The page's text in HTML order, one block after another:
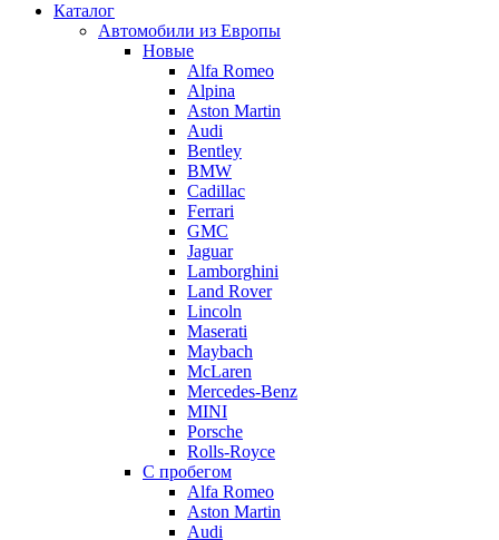
Каталог
Автомобили из Европы
Новые
Alfa Romeo
Alpina
Aston Martin
Audi
Bentley
BMW
Cadillac
Ferrari
GMC
Jaguar
Lamborghini
Land Rover
Lincoln
Maserati
Maybach
McLaren
Mercedes-Benz
MINI
Porsche
Rolls-Royce
С пробегом
Alfa Romeo
Aston Martin
Audi